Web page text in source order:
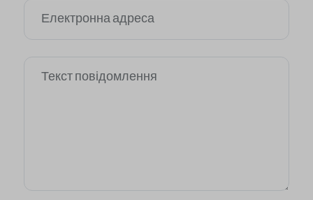
Електронна адреса
Текст повідомлення